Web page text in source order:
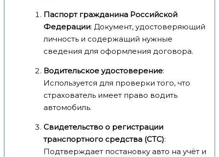
Паспорт гражданина Российской
Федерации: Документ, удостоверяющий
личность и содержащий нужные
сведения для оформления договора.
Водительское удостоверение:
Используется для проверки того, что
страхователь имеет право водить
автомобиль.
Свидетельство о регистрации
транспортного средства (СТС):
Подтверждает постановку авто на учёт и